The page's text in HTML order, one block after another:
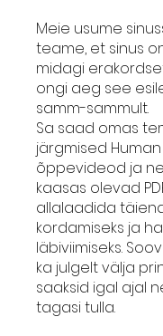
Meie usume
teame, et sinus
midagi
ongi aeg see
samm-sammult.
Sa saad omas
järgmised
õppevideod ja
kaasas olevad
allalaadida
kordamiseks ja
läbiviimiseks.
ka julgelt välja
saaksid igal ajal
tagasi tulla.